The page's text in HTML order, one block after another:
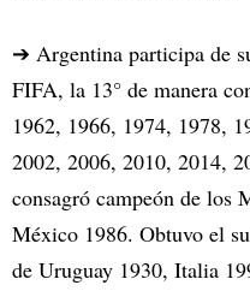
➔ Argentina participa de
FIFA, la 13° de manera
1962, 1966, 1974, 1978,
2002, 2006, 2010, 2014,
consagró campeón de los
México 1986. Obtuvo el
de Uruguay 1930, Italia